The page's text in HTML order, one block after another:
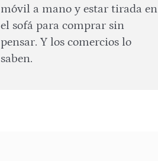
móvil a mano y estar tirada en
el sofá para comprar sin
pensar. Y los comercios lo
saben.